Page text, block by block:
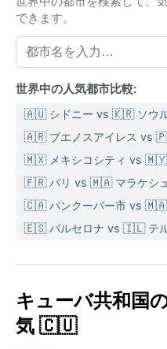
く。午後に激しいスコー
瞬で川のようになること
に恵まれ、湿度もやや下
前後と暖かい。年間を通
が、雨季には速乾性のあ
りもあると便利だ。
ごしやすい。ただし年に
み、夜間が20度を下回る
月はハリケーンシーズン
発達した熱帯低気圧が接
水にも注意が必要だ。ア
それが夕焼けをいっそう
できます。
世界中の人気都市比較:
🇦🇺 シドニー vs 🇰🇷 ソウ
🇦🇷 ブエノスアイレス vs
🇲🇽 メキシコシティ vs 🇲🇾
🇫🇷 パリ vs 🇲🇦 マラケシュ
🇨🇦 バンクーバー市 vs 🇲🇦
🇪🇸 バルセロナ vs 🇮🇱 テ
キューバ共和国
気 🇨🇺